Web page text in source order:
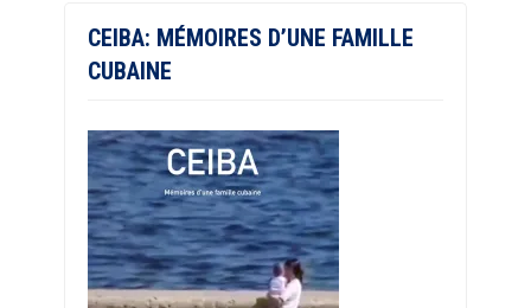
CEIBA: MÉMOIRES D’UNE FAMILLE
CUBAINE